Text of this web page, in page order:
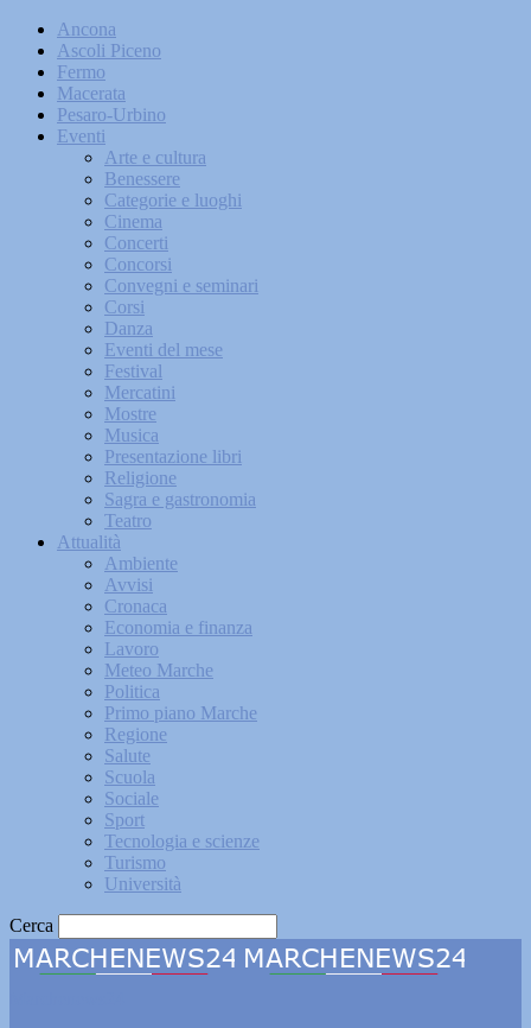
Ancona
Ascoli Piceno
Fermo
Macerata
Pesaro-Urbino
Eventi
Arte e cultura
Benessere
Categorie e luoghi
Cinema
Concerti
Concorsi
Convegni e seminari
Corsi
Danza
Eventi del mese
Festival
Mercatini
Mostre
Musica
Presentazione libri
Religione
Sagra e gastronomia
Teatro
Attualità
Ambiente
Avvisi
Cronaca
Economia e finanza
Lavoro
Meteo Marche
Politica
Primo piano Marche
Regione
Salute
Scuola
Sociale
Sport
Tecnologia e scienze
Turismo
Università
Cerca